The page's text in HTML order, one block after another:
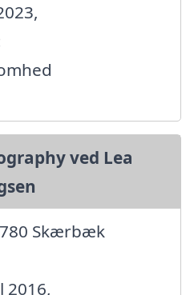
ved Lea
Skærbæk
2016,